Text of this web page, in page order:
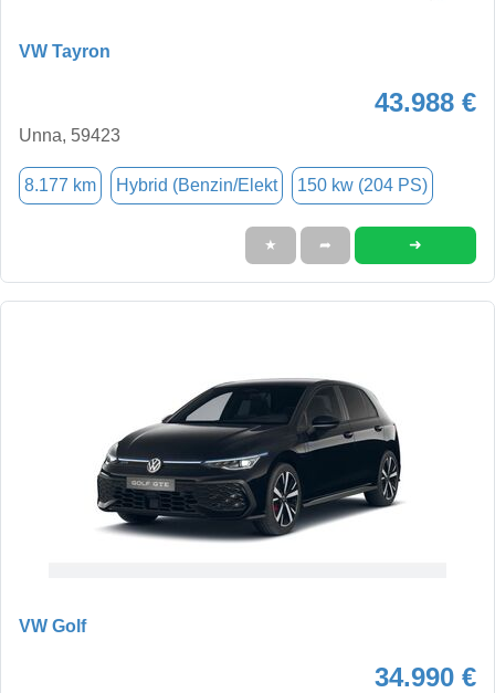
VW Tayron
43.988 €
Unna, 59423
8.177 km Hybrid (Benzin/Elekt 150 kw (204 PS)
★ ➦ ➜
VW Golf
34.990 €